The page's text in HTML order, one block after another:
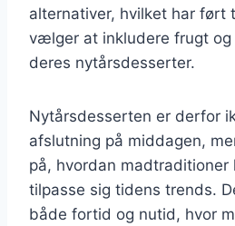
alternativer, hvilket har ført
vælger at inkludere frugt
deres nytårsdesserter.
Nytårsdesserten er derfor
afslutning på middagen,
på, hvordan madtraditioner
tilpasse sig tidens trends.
både fortid og nutid, hvor